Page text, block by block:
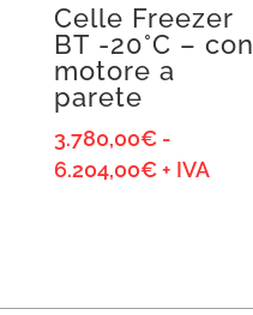
Celle Freezer
BT -20°C – con
motore a
parete
3.780,00€ -
6.204,00€Fascia
+ IVA